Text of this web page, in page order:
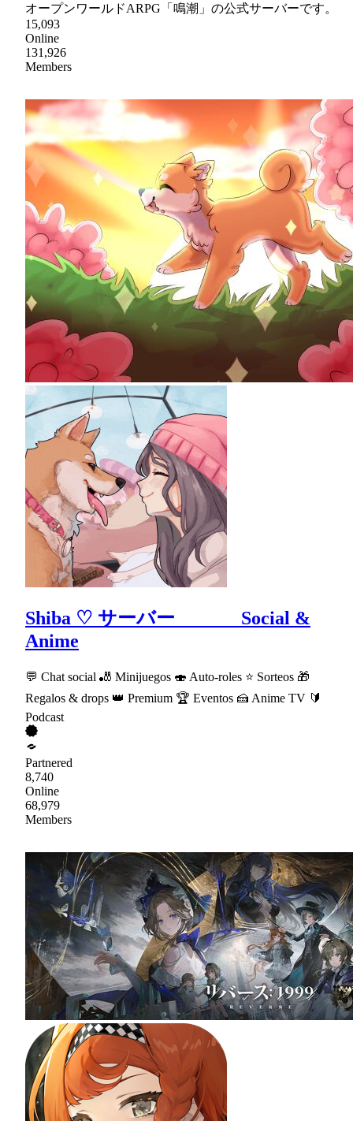
オープンワールドARPG「鳴潮」の公式サーバーです。
15,093
Online
131,926
Members
Shiba ♡ サーバー Social &
Anime
💬 Chat social 🎳 Minijuegos 🍣 Auto-roles ⭐ Sorteos 🎁
Regalos & drops 👑 Premium 🏆 Eventos 🍰 Anime TV 🔰
Podcast
Partnered
8,740
Online
68,979
Members